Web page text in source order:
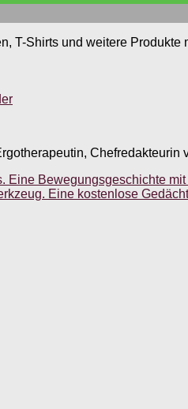
T-Shirts und weitere
Chefredakteurin
Eine Bewegungsgeschichte
Eine kostenlose